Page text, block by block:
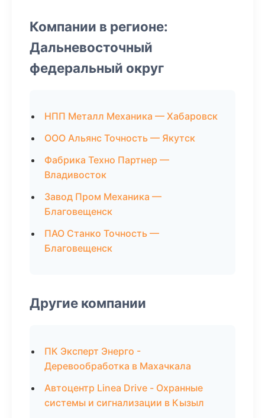
Компании в регионе:
Дальневосточный
федеральный округ
НПП Металл Механика — Хабаровск
ООО Альянс Точность — Якутск
Фабрика Техно Партнер —
Владивосток
Завод Пром Механика —
Благовещенск
ПАО Станко Точность —
Благовещенск
Другие компании
ПК Эксперт Энерго -
Деревообработка в Махачкала
Автоцентр Linea Drive - Охранные
системы и сигнализации в Кызыл